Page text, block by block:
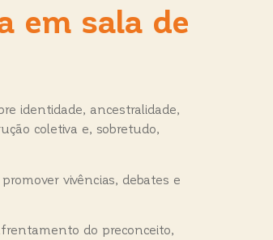
em sala de
identidade, ancestralidade,
coletiva e, sobretudo,
vivências, debates e
do preconceito,